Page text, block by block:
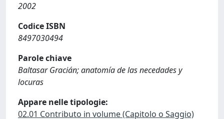
2002
Codice ISBN
8497030494
Parole chiave
Baltasar Gracián; anatomía de las necedades y
locuras
Appare nelle tipologie:
02.01 Contributo in volume (Capitolo o Saggio)